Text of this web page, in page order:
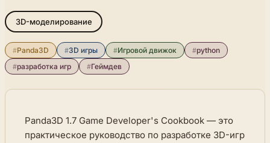
3D-моделирование
#Panda3D #3D игры #Игровой движок #python
#разработка игр #Геймдев
Panda3D 1.7 Game Developer's Cookbook — это
практическое руководство по разработке 3D-игр